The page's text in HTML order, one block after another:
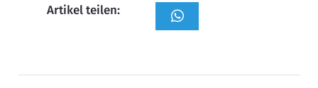
Artikel teilen: